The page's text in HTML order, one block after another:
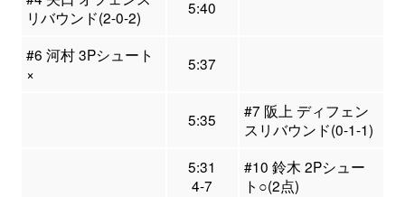
リバウンド(2-0-2)
5:40
#6 河村 3Pシュート
×
5:37
5:35
#7 阪上 ディフェン
スリバウンド(0-1-1)
5:31
4-7
#10 鈴木 2Pシュー
ト○(2点)